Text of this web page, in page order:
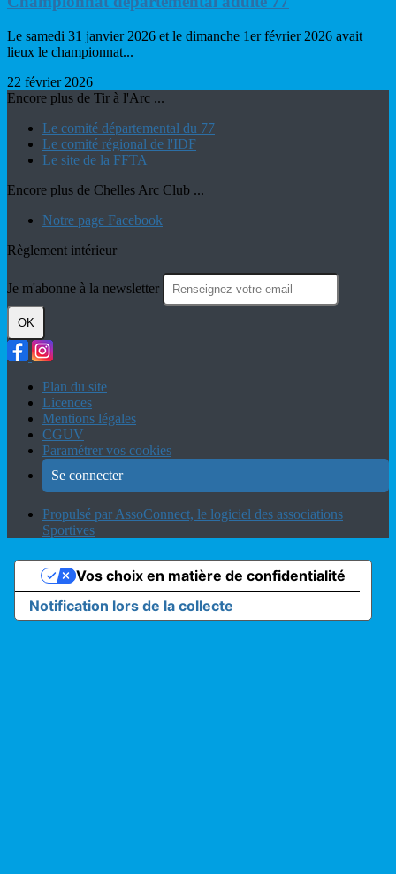
Le samedi 31 janvier 2026 et le dimanche 1er février 2026 avait
lieux le championnat...
22 février 2026
Encore plus de Tir à l'Arc ...
Le comité départemental du 77
Le comité régional de l'IDF
Le site de la FFTA
Encore plus de Chelles Arc Club ...
Notre page Facebook
Règlement intérieur
Je m'abonne à la newsletter
OK
Plan du site
Licences
Mentions légales
CGUV
Paramétrer vos cookies
Se connecter
Propulsé par AssoConnect, le logiciel des associations
Sportives
Notification lors de la collecte
Vos choix en matière de confidentialité